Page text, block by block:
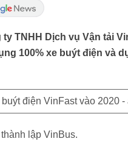
TNHH Dịch vụ Vận tải
100% xe buýt điện và
lập VinBus.